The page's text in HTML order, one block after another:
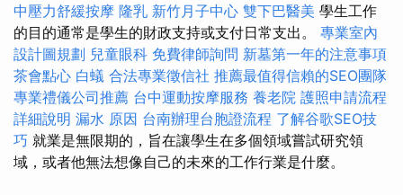
中壓力舒緩按摩 隆乳 新竹月子中心 雙下巴醫美 學生工作
的目的通常是學生的財政支持或支付日常支出。 專業室內
設計圖規劃 兒童眼科 免費律師詢問 新墓第一年的注意事項
茶會點心 白蟻 合法專業徵信社 推薦最值得信賴的SEO團隊
專業禮儀公司推薦 台中運動按摩服務 養老院 護照申請流程
詳細說明 漏水 原因 台南辦理台胞證流程 了解谷歌SEO技
巧 就業是無限期的，旨在讓學生在多個領域嘗試研究領
域，或者他無法想像自己的未來的工作行業是什麼。